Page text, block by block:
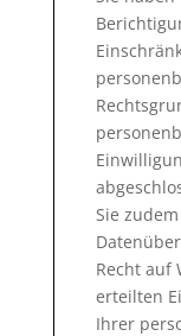
Sie
Recht auf
erteilten
Ihrer